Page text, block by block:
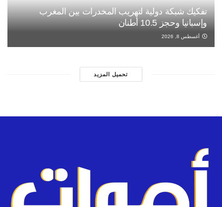
تفكيك شبكة دولية لتهريب المخدرات بين المغرب
وإسبانيا وحجز 10.5 أطنان
أغسطس 8, 2026
تحميل المزيد